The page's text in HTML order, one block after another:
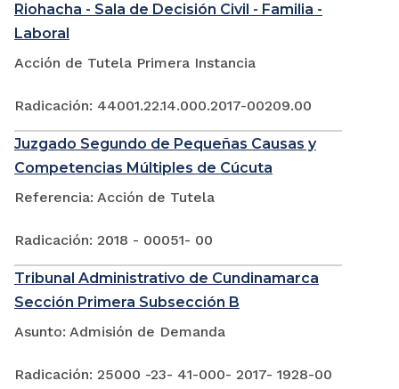
Riohacha - Sala de Decisión Civil - Familia -
Laboral
Acción de Tutela Primera Instancia
Radicación: 44001.22.14.000.2017-00209.00
Juzgado Segundo de Pequeñas Causas y
Competencias Múltiples de Cúcuta
Referencia: Acción de Tutela
Radicación: 2018 - 00051- 00
Tribunal Administrativo de Cundinamarca
Sección Primera Subsección B
Asunto: Admisión de Demanda
Radicación: 25000 -23- 41-000- 2017- 1928-00